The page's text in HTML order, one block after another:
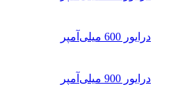
درایور 600 میلی‌آمپر
درایور 900 میلی‌آمپر